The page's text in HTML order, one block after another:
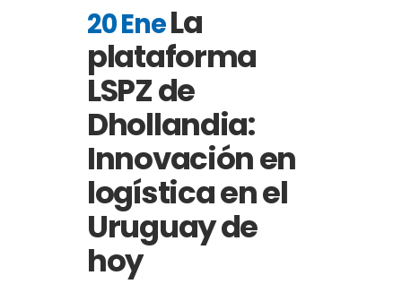
20 EneLa
plataforma
LSPZ de
Dhollandia:
Innovación en
logística en el
Uruguay de
hoy